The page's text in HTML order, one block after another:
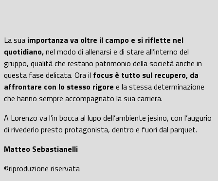
La sua importanza va oltre il campo e si riflette nel
quotidiano,nel modo di allenarsi e di stare all’interno del
gruppo, qualità che restano patrimonio della società anche in
questa fase delicata. Ora il focus è tutto sul recupero, da
affrontare con lo stesso rigore e la stessa determinazione
che hanno sempre accompagnato la sua carriera.
A Lorenzo va l’in bocca al lupo dell’ambiente jesino, con l’augurio
di rivederlo presto protagonista, dentro e fuori dal parquet.
Matteo Sebastianelli
©riproduzione riservata